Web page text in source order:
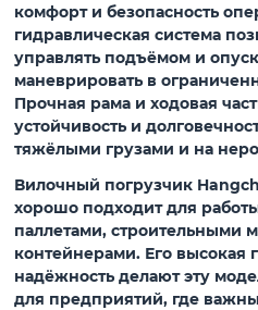
комфорт и безопасность
гидравлическая система
управлять подъёмом и
маневрировать в
Прочная рама и ходовая
устойчивость и
тяжёлыми грузами и на
Вилочный погрузчик
хорошо подходит для
паллетами, строительными
контейнерами. Его высокая
надёжность делают эту
для предприятий, где